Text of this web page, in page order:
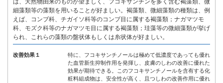
は、天然物由来のものが望ましく、フコキサンチンを多く含む褐藻類、微
細藻類等の藻類を用いることが好ましい。褐藻類、微細藻類の種類は、例
えば、コンブ科、チガイソ科等のコンブ目に属する褐藻類；ナガマツモ
科、モズク科等のナガマツモ目に属する褐藻類；珪藻等の微細藻類が挙げ
られ、これらの藻類の盤状体もしくは糸状体が好ましい。
改善効果１
特に、フコキサンチノールは極めて低濃度であっても優れ
た血管新生抑制作用を発揮し、皮膚のしわの改善に優れた
効果が期待できる。このフコキサンチノールを含有する化
粧料組成物は、安全性が高く、且つしわの改善作用に優れ